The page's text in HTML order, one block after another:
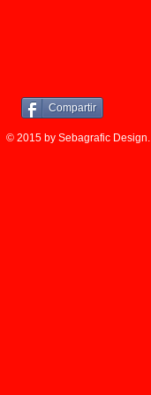
Compartir
© 2015 by Sebagrafic Design.